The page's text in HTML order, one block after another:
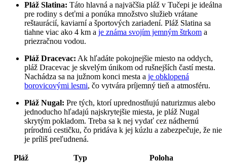
Pláž Slatina: Táto hlavná a najväčšia pláž v Tučepi je ideálna
pre rodiny s deťmi a ponúka množstvo služieb vrátane
reštaurácií, kaviarní a športových zariadení. Pláž Slatina sa
tiahne viac ako 4 km a je známa svojím jemným štrkom a
priezračnou vodou.
Pláž Dracevac: Ak hľadáte pokojnejšie miesto na oddych,
pláž Dracevac je skvelým únikom od rušnejších častí mesta.
Nachádza sa na južnom konci mesta a je obklopená
borovicovými lesmi, čo vytvára príjemný tieň a atmosféru.
Pláž Nugal: Pre tých, ktorí uprednostňujú naturizmus alebo
jednoducho hľadajú najskrytejšie miesta, je pláž Nugal
skrytým pokladom. Treba sa k nej vydať cez nádhernú
prírodnú cestičku, čo pridáva k jej kúzlu a zabezpečuje, že nie
je príliš preľudnená.
Pláž Typ
Poloha